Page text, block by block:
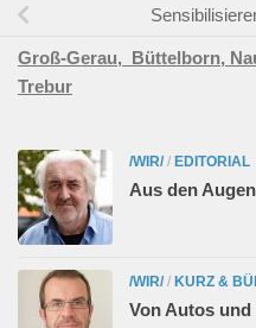
Groß-Gerau, Büttelborn,
Trebur
/WIR/ / EDITORIAL
Aus den
/WIR/ / KURZ &
Von Autos